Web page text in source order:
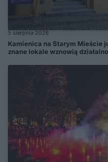
5 sierpnia 2026
Kamienica na Starym Mieście
znane lokale wznowią